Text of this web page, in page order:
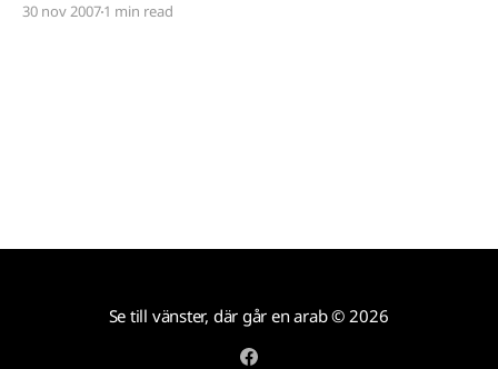
[http://www.gamespot.com] sparkat redaktören Jeff
30 nov 20071 min read
Se till vänster, där går en arab© 2026